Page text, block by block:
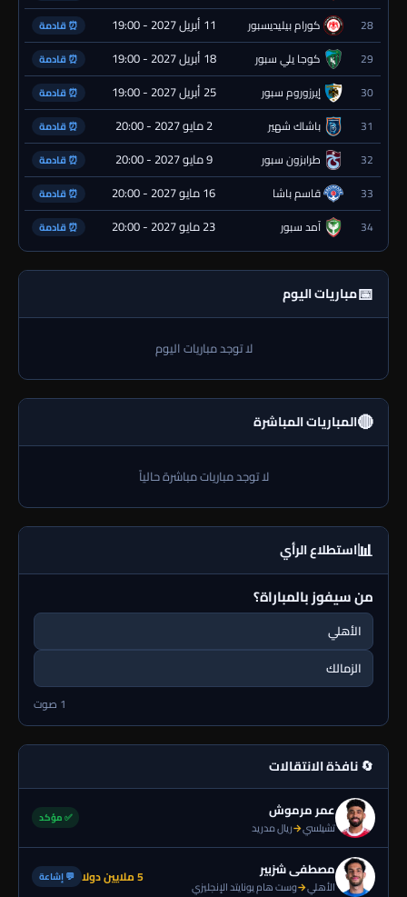
28 كورام بيليديسبور 11 أبريل 2027 - 19:00 ⏰ قادمة
29 كوجا يلي سبور 18 أبريل 2027 - 19:00 ⏰ قادمة
30 إيرزوروم سبور 25 أبريل 2027 - 19:00 ⏰ قادمة
31 باشاك شهير 2 مايو 2027 - 20:00 ⏰ قادمة
32 طرابزون سبور 9 مايو 2027 - 20:00 ⏰ قادمة
33 قاسم باشا 16 مايو 2027 - 20:00 ⏰ قادمة
34 آمد سبور 23 مايو 2027 - 20:00 ⏰ قادمة
📅مباريات اليوم
لا توجد مباريات اليوم
🔴المباريات المباشرة
لا توجد مباريات مباشرة حالياً
📊استطلاع الرأي
من سيفوز بالمباراة؟
الأهلي
الزمالك
1 صوت
🔄 نافذة الانتقالات
عمر مرموش
تشيلسي→ريال مدريد
✅ مؤكد
مصطفى شزبير
الأهلي→وست هام يونايتد الإنجليزي 5 ملايين دولا 💬 إشاعة